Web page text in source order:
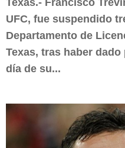
Texas.- Francisco
UFC, fue suspendido
Departamento de
Texas, tras haber
día de su...